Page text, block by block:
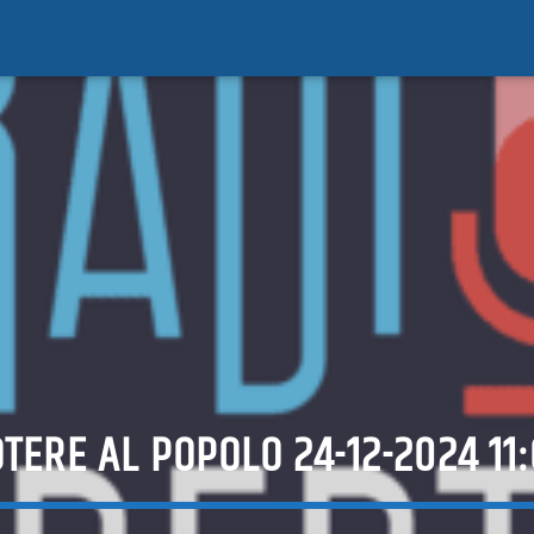
AL POPOLO 24-12-2024